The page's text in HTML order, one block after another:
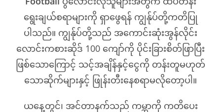
ရွေးချယ်စရာများကို ရှာဖွေရန် ကျွန်ုပ်တို့ကတိပြု
ပါသည်။ ကျွန်ုပ်တို့သည် အကောင်းဆုံးအွန်လိုင်း
လောင်းကစားဆိုဒ် 100 ကျော်ကို ပိုင်းခြားစိတ်ဖြာပြီး
ဖြစ်သောကြောင့် သင့်အချိန်နှင့်ငွေကို တန်းတူမဟုတ်
သောဆိုက်များနှင့် ဖြုန်းတီးနေစရာမလိုတော့ပါ။
ယနေ့တွင်၊ အင်တာနက်သည် ကမ္ဘာကို ကတိပေး